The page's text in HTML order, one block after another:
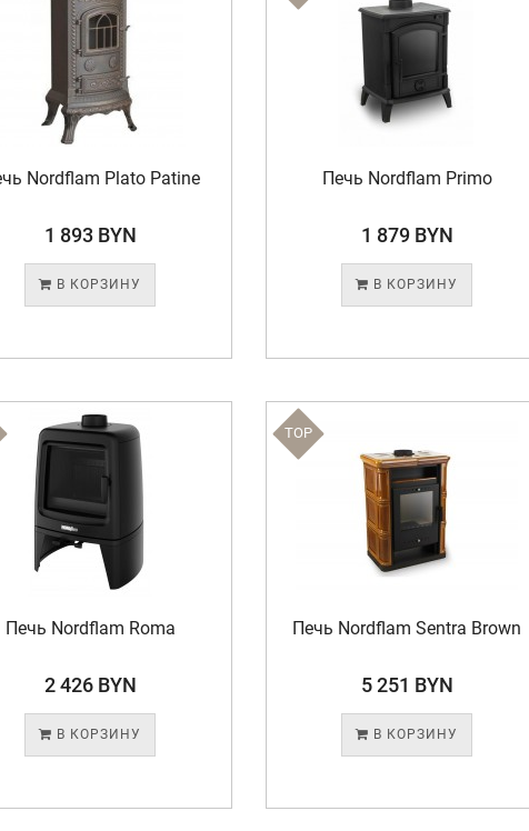
Nordflam Plato Patine
1 893 BYN
В КОРЗИНУ
Печь Nordflam Primo
1 879 BYN
В КОРЗИНУ
Печь Nordflam Roma
2 426 BYN
В КОРЗИНУ
TOP
Печь Nordflam Sentra Brown
5 251 BYN
В КОРЗИНУ